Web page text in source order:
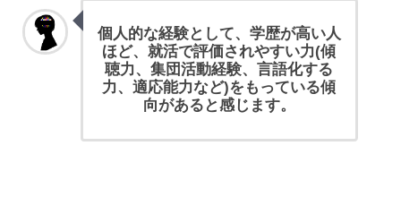
個人的な経験として、学歴が高い人
ほど、就活で評価されやすい力(傾
聴力、集団活動経験、言語化する
力、適応能力など)をもっている傾
向があると感じます。